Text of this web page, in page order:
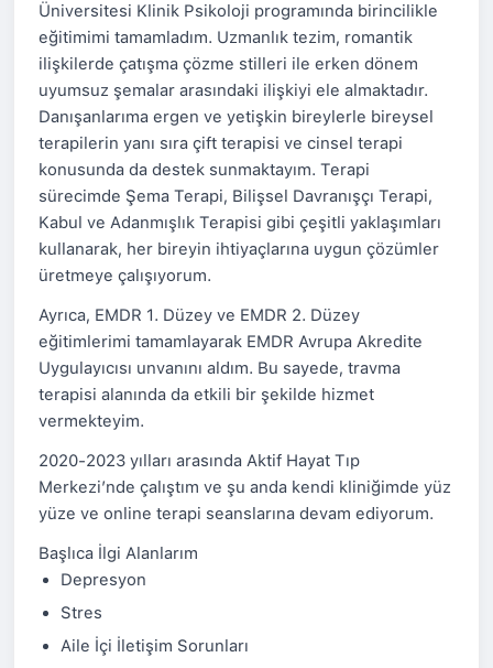
Üniversitesi Klinik Psikoloji programında birincilikle
eğitimimi tamamladım. Uzmanlık tezim, romantik
ilişkilerde çatışma çözme stilleri ile erken dönem
uyumsuz şemalar arasındaki ilişkiyi ele almaktadır.
Danışanlarıma ergen ve yetişkin bireylerle bireysel
terapilerin yanı sıra çift terapisi ve cinsel terapi
konusunda da destek sunmaktayım. Terapi
sürecimde Şema Terapi, Bilişsel Davranışçı Terapi,
Kabul ve Adanmışlık Terapisi gibi çeşitli yaklaşımları
kullanarak, her bireyin ihtiyaçlarına uygun çözümler
üretmeye çalışıyorum.
Ayrıca, EMDR 1. Düzey ve EMDR 2. Düzey
eğitimlerimi tamamlayarak EMDR Avrupa Akredite
Uygulayıcısı unvanını aldım. Bu sayede, travma
terapisi alanında da etkili bir şekilde hizmet
vermekteyim.
2020-2023 yılları arasında Aktif Hayat Tıp
Merkezi’nde çalıştım ve şu anda kendi kliniğimde yüz
yüze ve online terapi seanslarına devam ediyorum.
Başlıca İlgi Alanlarım
Depresyon
Stres
Aile İçi İletişim Sorunları